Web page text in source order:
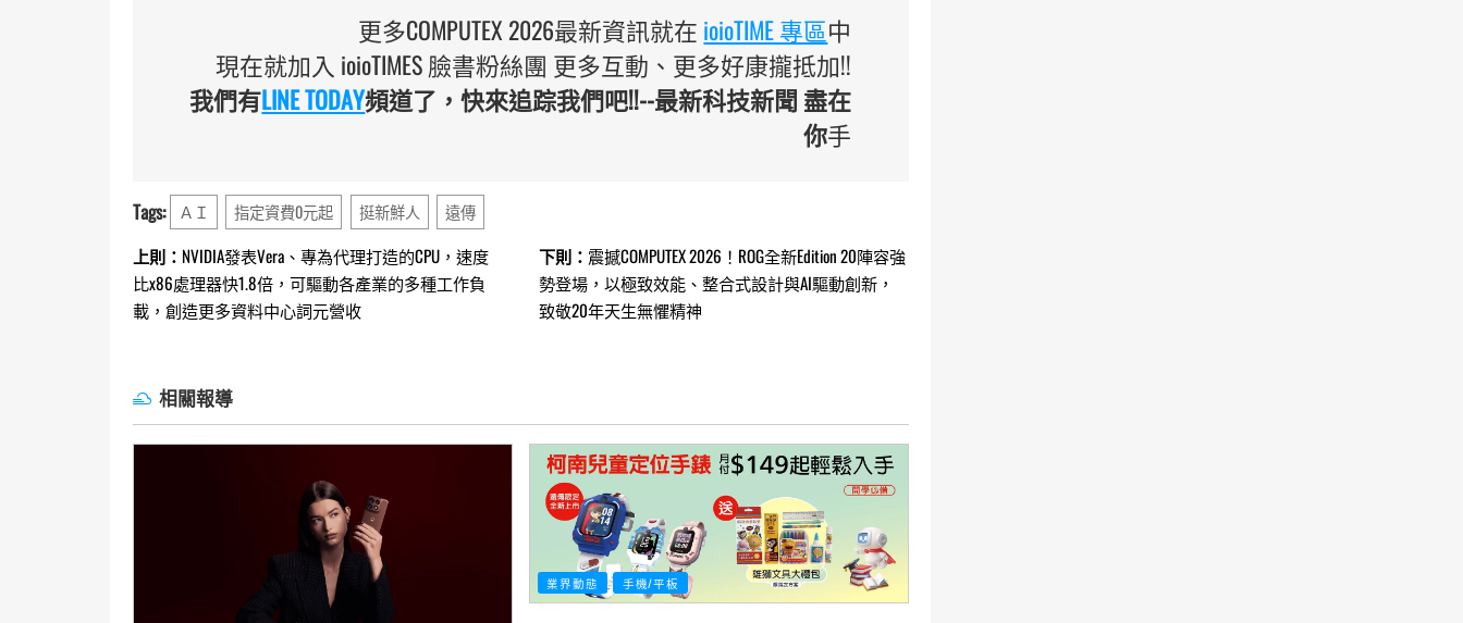
更多COMPUTEX 2026最新資訊就在 ioioTIME 專區中
現在就加入 ioioTIMES 臉書粉絲團 更多互動、更多好康攏抵加!!
我們有LINE TODAY頻道了，快來追踪我們吧!!--最新科技新聞 盡在
你手
Tags: ＡＩ 指定資費0元起 挺新鮮人 遠傳
Continue
Reading
上則： NVIDIA發表Vera、專為代理打造的CPU，速度
比x86處理器快1.8倍，可驅動各產業的多種工作負
載，創造更多資料中心詞元營收
下則： 震撼COMPUTEX 2026！ROG全新Edition 20陣容強
勢登場，以極致效能、整合式設計與AI驅動創新，
致敬20年天生無懼精神
相關報導
業界動態 手機/平板